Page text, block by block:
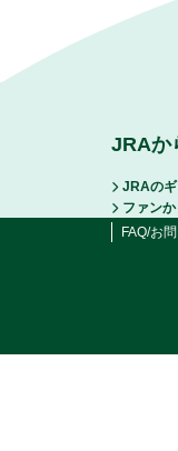
JRAか
JRAの
ファン
FAQ/お